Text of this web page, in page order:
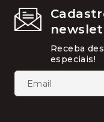
Receba
especiais!